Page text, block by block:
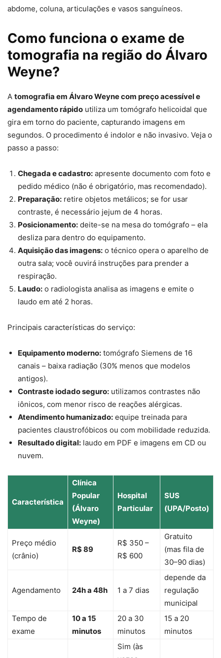
abdome, coluna, articulações e vasos sanguíneos.
Como funciona o exame de
tomografia na região do Álvaro
Weyne?
A tomografia em Álvaro Weyne com preço acessível e
agendamento rápido utiliza um tomógrafo helicoidal que
gira em torno do paciente, capturando imagens em
segundos. O procedimento é indolor e não invasivo. Veja o
passo a passo:
Chegada e cadastro: apresente documento com foto e
pedido médico (não é obrigatório, mas recomendado).
Preparação: retire objetos metálicos; se for usar
contraste, é necessário jejum de 4 horas.
Posicionamento: deite-se na mesa do tomógrafo – ela
desliza para dentro do equipamento.
Aquisição das imagens: o técnico opera o aparelho de
outra sala; você ouvirá instruções para prender a
respiração.
Laudo: o radiologista analisa as imagens e emite o
laudo em até 2 horas.
Principais características do serviço:
Equipamento moderno: tomógrafo Siemens de 16
canais – baixa radiação (30% menos que modelos
antigos).
Contraste iodado seguro: utilizamos contrastes não
iônicos, com menor risco de reações alérgicas.
Atendimento humanizado: equipe treinada para
pacientes claustrofóbicos ou com mobilidade reduzida.
Resultado digital: laudo em PDF e imagens em CD ou
nuvem.
Característica
Clínica
Popular
(Álvaro
Weyne)
Hospital
Particular
SUS
(UPA/Posto)
Preço médio
(crânio)
R$ 89
R$ 350 –
R$ 600
Gratuito
(mas fila de
30–90 dias)
Agendamento 24h a 48h 1 a 7 dias
depende da
regulação
municipal
Tempo de
exame
10 a 15
minutos
20 a 30
minutos
15 a 20
minutos
Sim (às